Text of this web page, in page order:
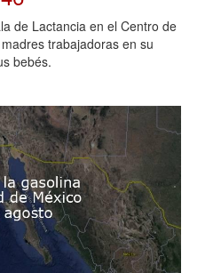
de Lactancia en el Centro de
trabajadoras en su
bebés.